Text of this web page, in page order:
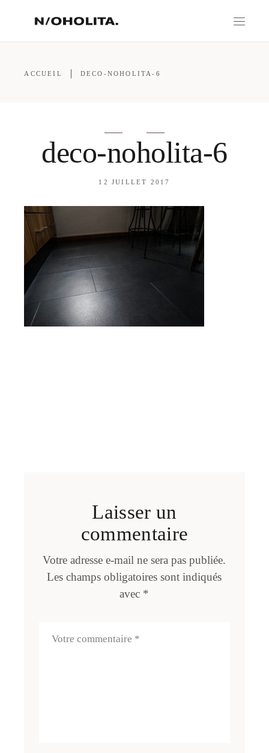
ACCUEIL DECO-NOHOLITA-6
deco-noholita-6
12 JUILLET 2017
Laisser un
commentaire
Votre adresse e-mail ne sera pas publiée.
Les champs obligatoires sont indiqués
avec *